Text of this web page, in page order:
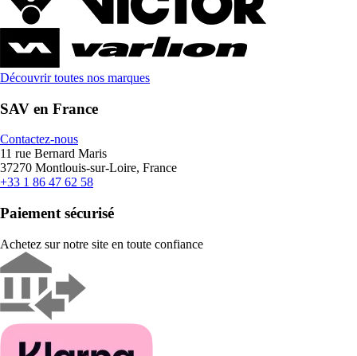
Découvrir toutes nos marques
SAV en France
Contactez-nous
11 rue Bernard Maris
37270 Montlouis-sur-Loire, France
+33 1 86 47 62 58
Paiement sécurisé
Achetez sur notre site en toute confiance